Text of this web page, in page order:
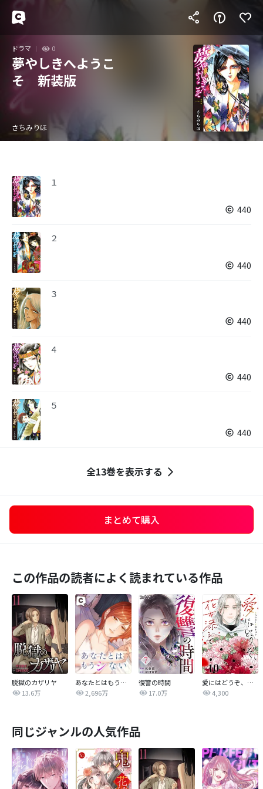
ドラマ 0
夢やしきへようこ
そ 新装版
さちみりほ
１
440
２
440
３
440
４
440
５
440
全13巻を表示する
まとめて購入
この作品の読者によく読まれている作品
脱獄のカザリヤ
13.6万
あなたとはもうシない
2,696万
復讐の時間
17.0万
愛にはどうぞ、花を添えて【単話】
4,300
同じジャンルの人気作品